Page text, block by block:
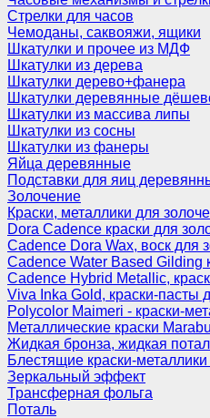
Стрелки для часов
Чемоданы, саквояжи, ящики
Шкатулки и прочее из МДФ
Шкатулки из дерева
Шкатулки дерево+фанера
Шкатулки деревянные
Шкатулки из массива липы
Шкатулки из сосны
Шкатулки из фанеры
Яйца деревянные
Подставки для яиц
Золочение
Краски, металлики для
Dora Cadence краски для
Cadence Dora Wax, воск для
Cadence Water Based Gilding
Cadence Hybrid Metallic,
Viva Inka Gold, краски-пасты
Polycolor Maimeri - краски-
Металлические краски
Жидкая бронза, жидкая
Блестящие краски-
Зеркальный эффект
Трансферная фольга
Поталь